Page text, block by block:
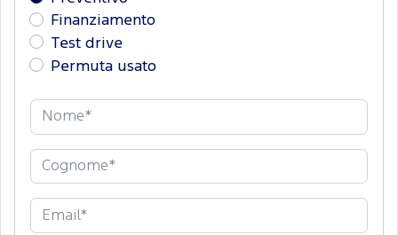
Finanziamento
Test drive
Permuta usato